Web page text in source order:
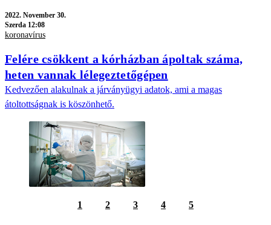
2022. November 30.
Szerda 12:08
koronavírus
Felére csökkent a kórházban ápoltak száma,
heten vannak lélegeztetőgépen
Kedvezően alakulnak a járványügyi adatok, ami a magas
átoltottságnak is köszönhető.
1 2 3 4 5